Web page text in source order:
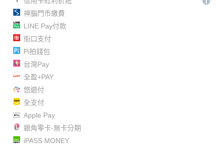
神腦門市繳費
LINE Pay付款
街口支付
Pi拍錢包
台灣Pay
全盈+PAY
悠遊付
全支付
Apple Pay
銀角零卡-無卡分期
iPASS MONEY